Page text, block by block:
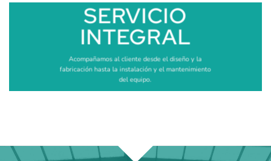
SERVICIO
INTEGRAL
Acompañamos al cliente desde el diseño y la
fabricación hasta la instalación y el mantenimiento
del equipo.